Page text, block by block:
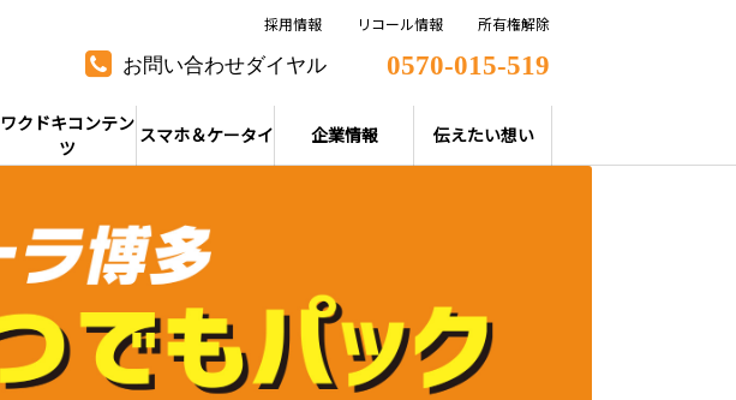
お問い合わせダイヤル 0570-015-519
ワクドキコンテン
ツ
スマホ＆ケータイ 企業情報 伝えたい想い
採用情報 リコール情報 所有権解除